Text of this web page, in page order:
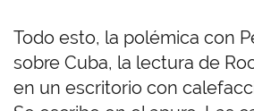
Todo esto, la polémica con
sobre Cuba, la lectura de
en un escritorio con